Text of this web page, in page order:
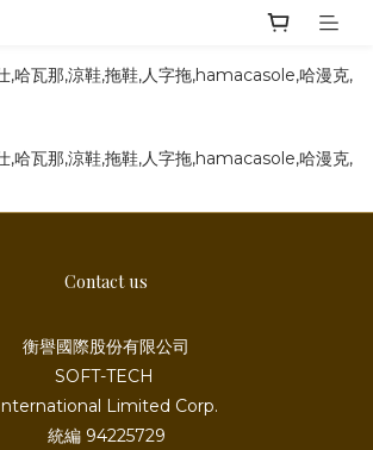
Contact us
衡譽國際股份有限公司
SOFT-TECH
International Limited Corp.
統編 94225729